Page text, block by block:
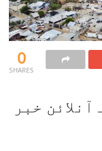
0
SHARES
خبر